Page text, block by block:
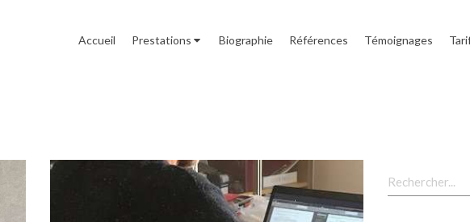
Accueil Prestations Biographie Références Témoignages
Rechercher